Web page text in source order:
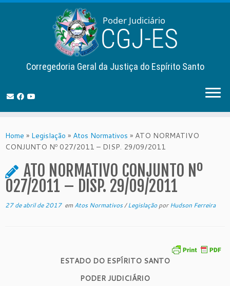
to
content
Corregedoria Geral da Justiça do Espírito Santo
Home » Legislação » Atos Normativos » ATO NORMATIVO
CONJUNTO Nº 027/2011 – DISP. 29/09/2011
ATO NORMATIVO CONJUNTO Nº
027/2011 – DISP. 29/09/2011
27 de abril de 2017em Atos Normativos/LegislaçãoporHudson Ferreira
ESTADO DO ESPÍRITO SANTO
PODER JUDICIÁRIO